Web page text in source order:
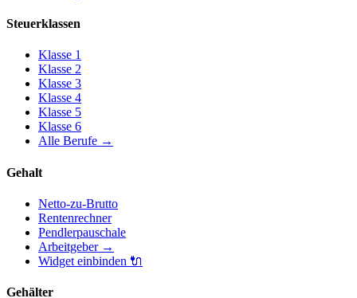
Steuerklassen
Klasse 1
Klasse 2
Klasse 3
Klasse 4
Klasse 5
Klasse 6
Alle Berufe →
Gehalt
Netto-zu-Brutto
Rentenrechner
Pendlerpauschale
Arbeitgeber→
Widget einbinden 🔌
Gehälter